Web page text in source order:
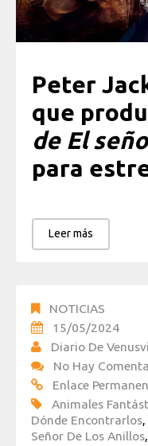
Peter
que
de El
para
Leer más
NOTICIAS
15/05/2024
Diario De
No Hay
Enlace
Animales
Dónde Encontrarlos,
Señor De Los Anillos,